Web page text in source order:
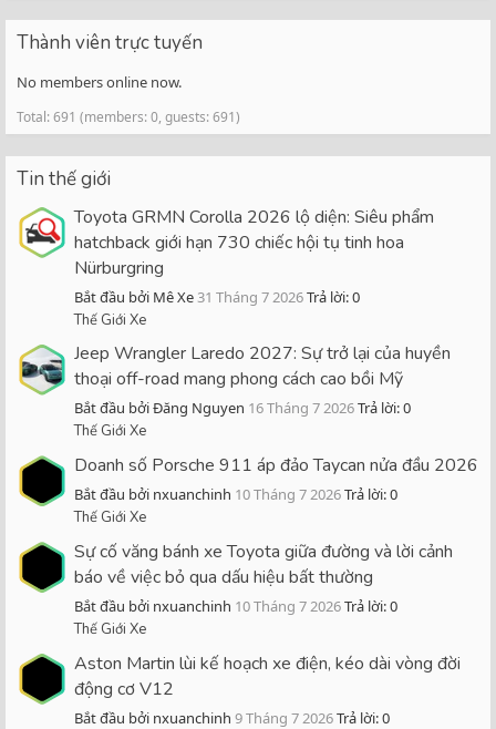
Thành viên trực tuyến
No members online now.
Total: 691 (members: 0, guests: 691)
Tin thế giới
Toyota GRMN Corolla 2026 lộ diện: Siêu phẩm
hatchback giới hạn 730 chiếc hội tụ tinh hoa
Nürburgring
Bắt đầu bởi Mê Xe 31 Tháng 7 2026Trả lời: 0
Thế Giới Xe
Jeep Wrangler Laredo 2027: Sự trở lại của huyền
thoại off-road mang phong cách cao bồi Mỹ
Bắt đầu bởi Đăng Nguyen 16 Tháng 7 2026Trả lời: 0
Thế Giới Xe
Doanh số Porsche 911 áp đảo Taycan nửa đầu 2026
Bắt đầu bởi nxuanchinh 10 Tháng 7 2026Trả lời: 0
Thế Giới Xe
Sự cố văng bánh xe Toyota giữa đường và lời cảnh
báo về việc bỏ qua dấu hiệu bất thường
Bắt đầu bởi nxuanchinh 10 Tháng 7 2026Trả lời: 0
Thế Giới Xe
Aston Martin lùi kế hoạch xe điện, kéo dài vòng đời
động cơ V12
Bắt đầu bởi nxuanchinh 9 Tháng 7 2026Trả lời: 0